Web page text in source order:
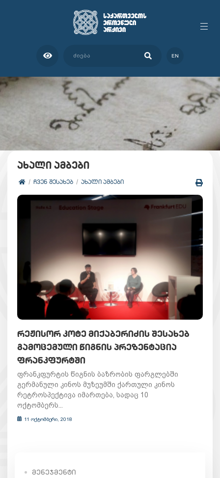
EN
ახალი ამბები
ᲩᲕᲔᲜ ᲨᲔᲡᲐᲮᲔᲑ ᲐᲮᲐᲚᲘ ᲐᲛᲑᲔᲑᲘ
ᲠᲔᲟᲘᲡᲝᲠ ᲙᲝᲢᲔ ᲛᲘᲥᲐᲑᲔᲠᲘᲫᲘᲡ ᲨᲔᲡᲐᲮᲔᲑ
ᲒᲐᲛᲝᲪᲔᲛᲣᲚᲘ ᲬᲘᲒᲜᲘᲡ ᲞᲠᲔᲖᲔᲜᲢᲐᲪᲘᲐ
ᲤᲠᲐᲜᲙᲤᲣᲠᲢᲨᲘ
ფრანკფურტის წიგნის ბაზრობის ფარგლებში
გერმანული კინოს მუზეუმში ქართული კინოს
რეტროსპექტივა იმართება, სადაც 10
ოქტომბერს...
11 ოქტომბერი, 2018
ᲛᲔᲜᲔᲯᲛᲔᲜᲢᲘ